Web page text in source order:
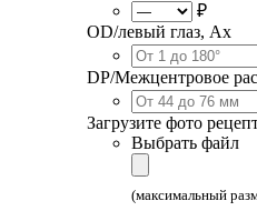
₽
OD/левый глаз, Ax
DP/Межцентровое
Загрузите фото
Выбрать файл
(максимальный